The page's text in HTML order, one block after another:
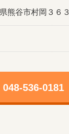
熊谷市村岡３６３
048-536-0181